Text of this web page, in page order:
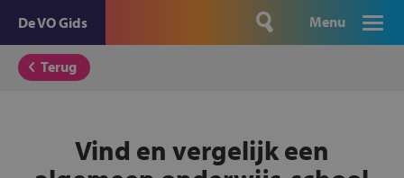
De VO Gids Menu
Terug
Vind en vergelijk een